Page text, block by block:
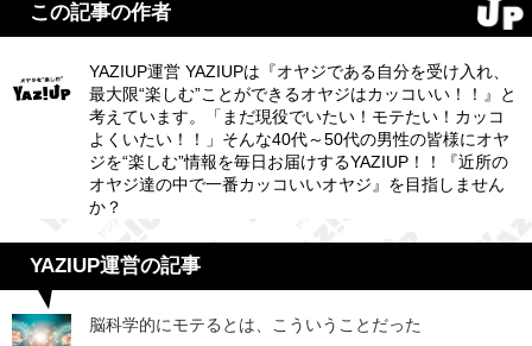
この記事の作者
YAZIUP運営 YAZIUPは『オヤジである自分を受け入れ、
最大限“楽しむ”ことができるオヤジはカッコいい！！』と
考えています。「まだ現役でいたい！モテたい！カッコ
よくいたい！！」そんな40代～50代の男性の皆様にオヤ
ジを“楽しむ”情報を毎日お届けするYAZIUP！！『近所の
オヤジ達の中で一番カッコいいオヤジ』を目指しません
か？
YAZIUP運営の記事
脳科学的にモテるとは、こういうことだった